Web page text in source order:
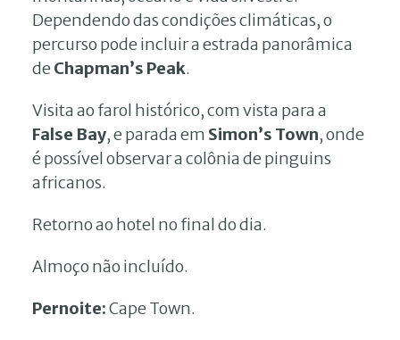
Dependendo das condições climáticas, o
percurso pode incluir a estrada panorâmica
deChapman’s Peak.
Visita ao farol histórico, com vista para a
False Bay, e parada em Simon’s Town, onde
é possível observar a colônia de pinguins
africanos.
Retorno ao hotel no final do dia.
Almoço não incluído.
Pernoite:Cape Town.